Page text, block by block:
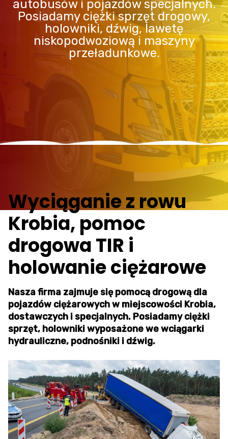
autobusów i pojazdów specjalnych.
Posiadamy ciężki sprzęt drogowy,
holowniki, dźwig, lawetę
niskopodwoziową i maszyny
przeładunkowe.
Wyciąganie z rowu
Krobia, pomoc
drogowa TIR i
holowanie ciężarowe
Nasza firma zajmuje się pomocą drogową dla
pojazdów ciężarowych w miejscowości Krobia,
dostawczych i specjalnych. Posiadamy ciężki
sprzęt, holowniki wyposażone we wciągarki
hydrauliczne, podnośniki i dźwig.